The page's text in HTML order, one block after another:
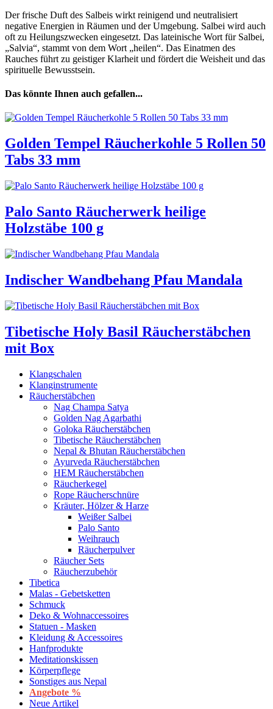
Der frische Duft des Salbeis wirkt reinigend und neutralisiert
negative Energien in Räumen und der Umgebung. Salbei wird auch
oft zu Heilungszwecken eingesetzt. Das lateinische Wort für Salbei,
„Salvia“, stammt von dem Wort „heilen“. Das Einatmen des
Rauches führt zu geistiger Klarheit und fördert die Weisheit und das
spirituelle Bewusstsein.
Das könnte Ihnen auch gefallen...
Golden Tempel Räucherkohle 5 Rollen 50
Tabs 33 mm
Palo Santo Räucherwerk heilige
Holzstäbe 100 g
Indischer Wandbehang Pfau Mandala
Tibetische Holy Basil Räucherstäbchen
mit Box
Klangschalen
Klanginstrumente
Räucherstäbchen
Nag Champa Satya
Golden Nag Agarbathi
Goloka Räucherstäbchen
Tibetische Räucherstäbchen
Nepal & Bhutan Räucherstäbchen
Ayurveda Räucherstäbchen
HEM Räucherstäbchen
Räucherkegel
Rope Räucherschnüre
Kräuter, Hölzer & Harze
Weißer Salbei
Palo Santo
Weihrauch
Räucherpulver
Räucher Sets
Räucherzubehör
Tibetica
Malas - Gebetsketten
Schmuck
Deko & Wohnaccessoires
Statuen - Masken
Kleidung & Accessoires
Hanfprodukte
Meditationskissen
Körperpflege
Sonstiges aus Nepal
Angebote %
Neue Artikel